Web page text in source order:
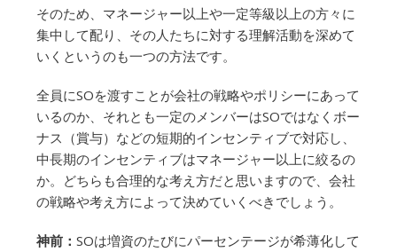
そのため、マネージャー以上や一定等級以上の方々に
集中して配り、その人たちに対する理解活動を深めて
いくというのも一つの方法です。
全員にSOを渡すことが会社の戦略やポリシーにあって
いるのか、それとも一定のメンバーはSOではなくボー
ナス（賞与）などの短期的インセンティブで対応し、
中長期のインセンティブはマネージャー以上に絞るの
か。どちらも合理的な考え方だと思いますので、会社
の戦略や考え方によって決めていくべきでしょう。
神前： SOは増資のたびにパーセンテージが希薄化して